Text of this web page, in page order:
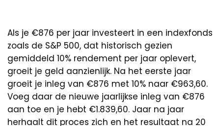
Als je €876 per jaar investeert in een indexfonds
zoals de S&P 500, dat historisch gezien
gemiddeld 10% rendement per jaar oplevert,
groeit je geld aanzienlijk. Na het eerste jaar
groeit je inleg van €876 met 10% naar €963,60.
Voeg daar de nieuwe jaarlijkse inleg van €876
aan toe en je hebt €1.839,60. Jaar na jaar
herhaalt dit proces zich en het resultaat na 20